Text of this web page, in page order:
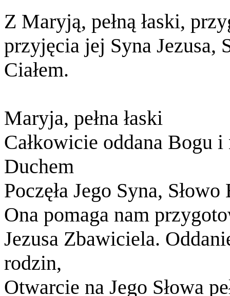
Z Maryją, pełną łaski,
przyjęcia jej Syna Jezusa,
Ciałem.
Maryja, pełna łaski
Całkowicie oddana Bogu i
Duchem
Poczęła Jego Syna, Słowo
Ona pomaga nam
Jezusa Zbawiciela.
rodzin,
Otwarcie na Jego Słowa